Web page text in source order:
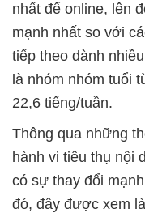
nhất để online, lên
mạnh nhất so với
tiếp theo dành
là nhóm nhóm tuổi
22,6 tiếng/tuần.
Thông qua những
hành vi tiêu thụ nội
có sự thay đổi
đó, đây được xem